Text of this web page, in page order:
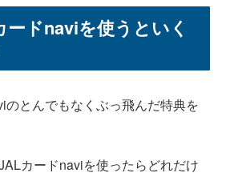
ドnaviを使うといく
のとんでもなくぶっ飛んだ特典を
カードnaviを使ったらどれだけ